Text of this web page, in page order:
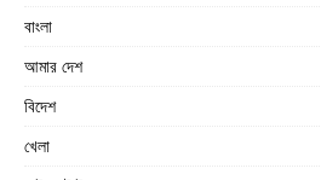
বাংলা
আমার দেশ
বিদেশ
খেলা